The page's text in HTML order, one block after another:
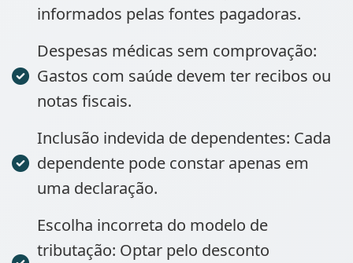
informados pelas fontes pagadoras.
Despesas médicas sem comprovação:
Gastos com saúde devem ter recibos ou
notas fiscais.
Inclusão indevida de dependentes: Cada
dependente pode constar apenas em
uma declaração.
Escolha incorreta do modelo de
tributação: Optar pelo desconto